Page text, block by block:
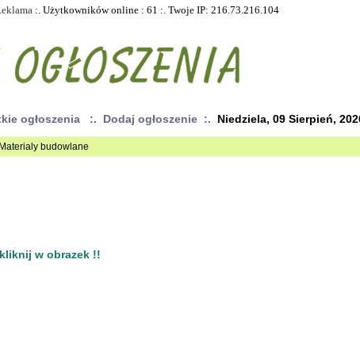
:. Użytkowników online : 61 :. Twoje IP: 216.73.216.104
ogłoszenia :. Dodaj ogłoszenie :. Niedziela, 09 Sierpień,
budowlane
w obrazek !!